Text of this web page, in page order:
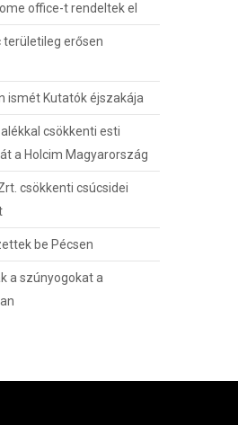
office-t rendeltek el
területileg erősen
ismét Kutatók éjszakája
csökkenti esti
a Holcim Magyarország
csökkenti csúcsidei
be Pécsen
a szúnyogokat a